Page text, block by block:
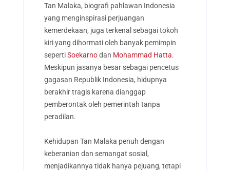
Tan Malaka, biografi pahlawan Indonesia
yang menginspirasi perjuangan
kemerdekaan, juga terkenal sebagai tokoh
kiri yang dihormati oleh banyak pemimpin
sepertiSoekarnodan Mohammad Hatta.
Meskipun jasanya besar sebagai pencetus
gagasan Republik Indonesia, hidupnya
berakhir tragis karena dianggap
pemberontak oleh pemerintah tanpa
peradilan.
Kehidupan Tan Malaka penuh dengan
keberanian dan semangat sosial,
menjadikannya tidak hanya pejuang, tetapi